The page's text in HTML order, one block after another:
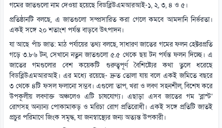
গমের জাতগুলো নাম দেওয়া হয়েছে বিডব্লিউএমআরআই-১, ২, ৩, ৪ ও ৫।
প্রতিষ্ঠানটি বলছে, এ জাতগুলো সম্প্রসারিত করা গেলে কমবে আমদানি নির্ভরতা।
একই সঙ্গে ২০ শতাংশ পর্যন্ত বাড়বে উৎপাদন।
যা আছে পাঁচ জাত: মাঠ পর্যায়ের তথ্য বলছে, সাধারণ জাতের গমের ফলন হেক্টরপ্রতি
গড়ে ৩.৮৬ টন, সেখানে নতুন জাতগুলো ৫.৫ থেকে ছয় টন পর্যন্ত ফলন দিচ্ছে। এ
জাতের গমগুলোর বেশ কয়েকটি গুরুত্বপূর্ণ বৈশিষ্ট্যের কথা তুলে ধরেছে
বিডব্লিউএমআরআই। এর মধ্যে রয়েছে- দ্রুত তোলা যায় বলে একই জমিতে বছরে
৩ থেকে ৪টি ফসল ফলানো সম্ভব। এগুলো তাপ, খরা ও লবণ সহনশীল, বিশেষ করে
উপকূলীয় লবণাক্ত অঞ্চলেও এটি চাষযোগ্য। এছাড়া এসব জাতের গম ‘ব্লাস্ট’
রোগসহ অন্যান্য পোকামাকড় ও মরিচা রোগ প্রতিরোধী। একই সঙ্গে প্রতিটি জাতই
প্রচুর পরিমাণে জিংক সমৃদ্ধ, যা জনস্বাস্থ্যের জন্য অত্যন্ত উপকারী।